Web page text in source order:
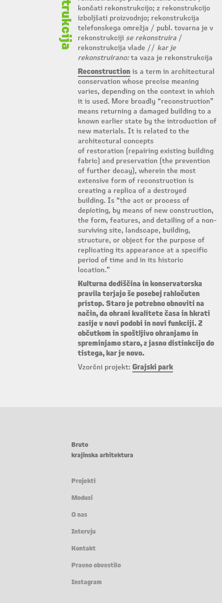
končati rekonstrukcijo; z rekonstrukcijo
izboljšati proizvodnjo; rekonstrukcija
telefonskega omrežja / publ. tovarna je v
rekonstrukciji se rekonstruira/
rekonstrukcija vlade // kar je
rekonstruirano:ta vaza je rekonstrukcija
Reconstructionis a term in architectural
conservation whose precise meaning
varies, depending on the context in which
it is used. More broadly “reconstruction”
means returning a damaged building to a
known earlier state by the introduction of
new materials. It is related to the
architectural concepts
of restoration (repairing existing building
fabric) and preservation (the prevention
of further decay), wherein the most
extensive form of reconstruction is
creating a replica of a destroyed
building. Is “the act or process of
depicting, by means of new construction,
the form, features, and detailing of a non-
surviving site, landscape, building,
structure, or object for the purpose of
replicating its appearance at a specific
period of time and in its historic
location.”
Kulturna dediščina in konservatorska
pravila terjajo še posebej rahločuten
pristop. Staro je potrebno obnoviti na
način, da ohrani kvalitete časa in hkrati
zasije v novi podobi in novi funkciji. Z
občutkom in spoštljivo ohranjamo in
spreminjamo staro, z jasno distinkcijo do
tistega, kar je novo.
Vzorčni projekt: Grajski park
Bruto
krajinska arhitektura
Projekti
Modusi
O nas
Intervju
Kontakt
Pravno obvestilo
Instagram